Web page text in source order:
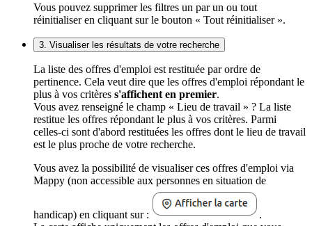
Vous pouvez supprimer les filtres un par un ou tout
réinitialiser en cliquant sur le bouton « Tout réinitialiser ».
3. Visualiser les résultats de votre recherche
La liste des offres d'emploi est restituée par ordre de
pertinence. Cela veut dire que les offres d'emploi répondant le
plus à vos critères s'affichent en premier.
Vous avez renseigné le champ « Lieu de travail » ? La liste
restitue les offres répondant le plus à vos critères. Parmi
celles-ci sont d'abord restituées les offres dont le lieu de travail
est le plus proche de votre recherche.
Vous avez la possibilité de visualiser ces offres d'emploi via
Mappy (non accessible aux personnes en situation de
handicap) en cliquant sur :
.